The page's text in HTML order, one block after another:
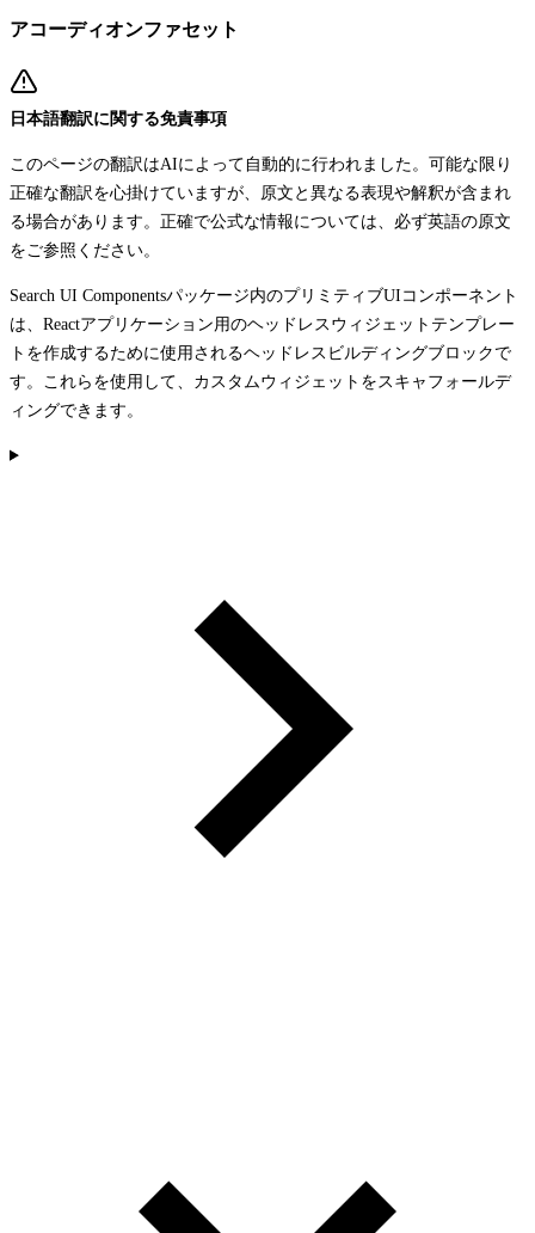
アコーディオンファセット
日本語翻訳に関する免責事項
このページの翻訳はAIによって自動的に行われました。可能な限り
正確な翻訳を心掛けていますが、原文と異なる表現や解釈が含まれ
る場合があります。正確で公式な情報については、必ず英語の原文
をご参照ください。
Search UI Componentsパッケージ内のプリミティブUIコンポーネント
は、Reactアプリケーション用のヘッドレスウィジェットテンプレー
トを作成するために使用されるヘッドレスビルディングブロックで
す。これらを使用して、カスタムウィジェットをスキャフォールデ
ィングできます。